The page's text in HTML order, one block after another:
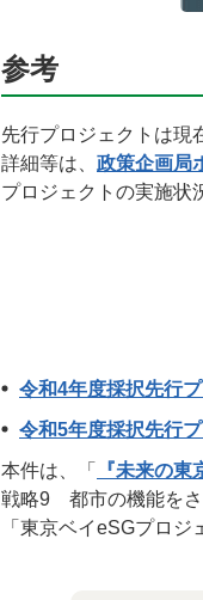
参考
先行プロジェクトは現
詳細等は、 政策企画局
プロジェクトの実施状
令和4年度採択先行
令和5年度採択先行
本件は、「
『未来の東
戦略9 都市の機能をさ
「東京ベイeSGプロ